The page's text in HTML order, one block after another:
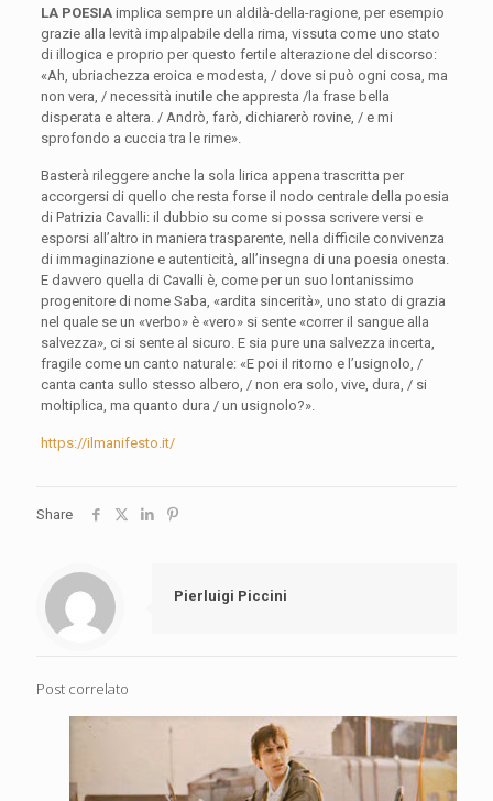
LA POESIAimplica sempre un aldilà-della-ragione, per esempio
grazie alla levità impalpabile della rima, vissuta come uno stato
di illogica e proprio per questo fertile alterazione del discorso:
«Ah, ubriachezza eroica e modesta, / dove si può ogni cosa, ma
non vera, / necessità inutile che appresta /la frase bella
disperata e altera. / Andrò, farò, dichiarerò rovine, / e mi
sprofondo a cuccia tra le rime».
Basterà rileggere anche la sola lirica appena trascritta per
accorgersi di quello che resta forse il nodo centrale della poesia
di Patrizia Cavalli: il dubbio su come si possa scrivere versi e
esporsi all’altro in maniera trasparente, nella difficile convivenza
di immaginazione e autenticità, all’insegna di una poesia onesta.
E davvero quella di Cavalli è, come per un suo lontanissimo
progenitore di nome Saba, «ardita sincerità», uno stato di grazia
nel quale se un «verbo» è «vero» si sente «correr il sangue alla
salvezza», ci si sente al sicuro. E sia pure una salvezza incerta,
fragile come un canto naturale: «E poi il ritorno e l’usignolo, /
canta canta sullo stesso albero, / non era solo, vive, dura, / si
moltiplica, ma quanto dura / un usignolo?».
https://ilmanifesto.it/
Share
Pierluigi Piccini
Post correlato